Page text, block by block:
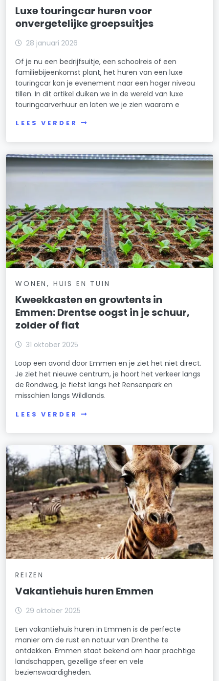
Luxe touringcar huren voor
onvergetelijke groepsuitjes
28 januari 2026
Of je nu een bedrijfsuitje, een schoolreis of een
familiebijeenkomst plant, het huren van een luxe
touringcar kan je evenement naar een hoger niveau
tillen. In dit artikel duiken we in de wereld van luxe
touringcarverhuur en laten we je zien waarom e
LEES VERDER
WONEN, HUIS EN TUIN
Kweekkasten en growtents in
Emmen: Drentse oogst in je schuur,
zolder of flat
31 oktober 2025
Loop een avond door Emmen en je ziet het niet direct.
Je ziet het nieuwe centrum, je hoort het verkeer langs
de Rondweg, je fietst langs het Rensenpark en
misschien langs Wildlands.
LEES VERDER
REIZEN
Vakantiehuis huren Emmen
29 oktober 2025
Een vakantiehuis huren in Emmen is de perfecte
manier om de rust en natuur van Drenthe te
ontdekken. Emmen staat bekend om haar prachtige
landschappen, gezellige sfeer en vele
bezienswaardigheden.